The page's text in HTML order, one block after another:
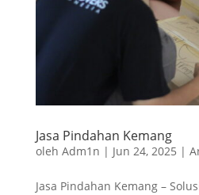
Jasa Pindahan Kemang
oleh Adm1n | Jun 24, 2025 |
Jasa Pindahan Kemang –